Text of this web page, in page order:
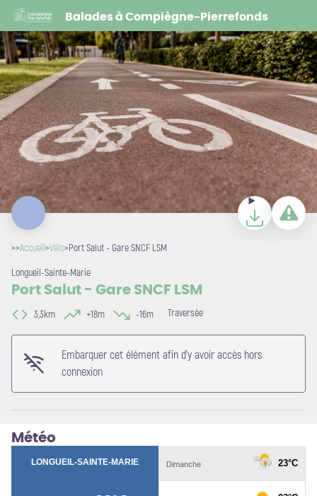
Balades à Compiègne-Pierrefonds
Freepik
TéléchargerSignaler
>>Accueil>Vélo>Port Salut - Gare SNCF LSM
Longueil-Sainte-Marie
Port Salut - Gare SNCF LSM
3,3km +18m -16m Traversée
Embarquer cet élément afin d'y avoir accès hors
connexion
Météo